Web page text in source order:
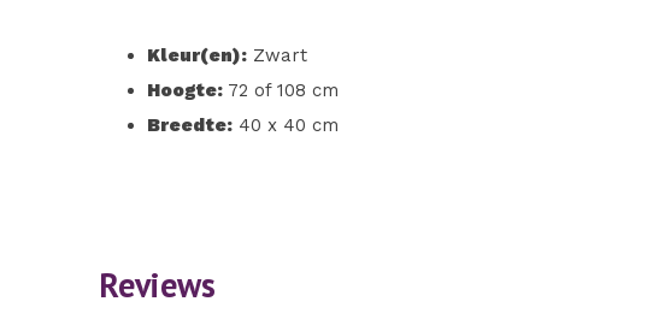
Kleur(en): Zwart
Hoogte: 72 of 108 cm
Breedte: 40 x 40 cm
Reviews